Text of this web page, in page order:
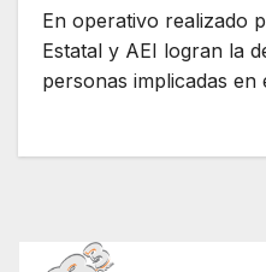
En operativo realizado
Estatal y AEI logran la
personas implicadas en